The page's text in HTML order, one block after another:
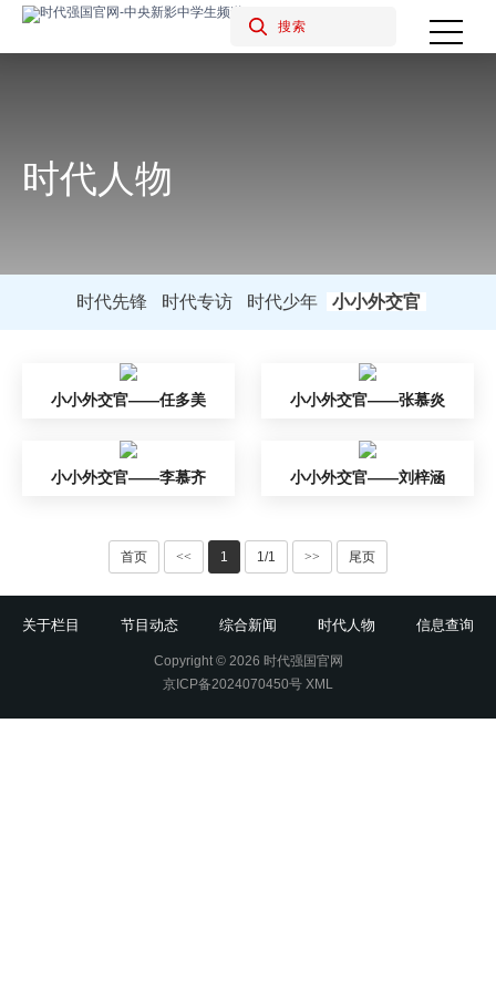
时代人物
时代先锋 时代专访 时代少年 小小外交官
小小外交官——任多美 小小外交官——张慕炎
小小外交官——李慕齐 小小外交官——刘梓涵
首页 << 1 1/1 >> 尾页
关于栏目 节目动态 综合新闻 时代人物 信息查询
Copyright © 2026 时代强国官网
京ICP备2024070450号 XML